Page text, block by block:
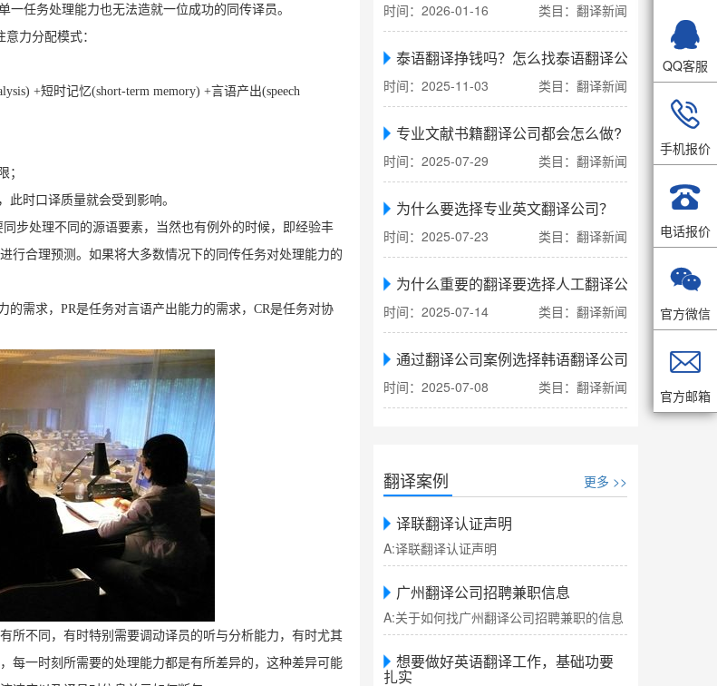
一任务处理能力也无法造就一位成功的同传译员。
力分配模式：
+短时记忆(short-term memory) +言语产出(speech
；
时口译质量就会受到影响。
步处理不同的源语要素，当然也有例外的时候，即经验丰
行合理预测。如果将大多数情况下的同传任务对处理能力的
的需求，PR是任务对言语产出能力的需求，CR是任务对协
所不同，有时特别需要调动译员的听与分析能力，有时尤其
每一时刻所需要的处理能力都是有所差异的，这种差异可能
时间：2026-01-16 类目：翻译新闻
泰语翻译挣钱吗？怎么找泰语翻译公司翻译
时间：2025-11-03 类目：翻译新闻
专业文献书籍翻译公司都会怎么做?
时间：2025-07-29 类目：翻译新闻
为什么要选择专业英文翻译公司？
时间：2025-07-23 类目：翻译新闻
为什么重要的翻译要选择人工翻译公司
时间：2025-07-14 类目：翻译新闻
通过翻译公司案例选择韩语翻译公司
时间：2025-07-08 类目：翻译新闻
翻译案例 更多 >>
译联翻译认证声明
A:译联翻译认证声明
广州翻译公司招聘兼职信息
A:关于如何找广州翻译公司招聘兼职的信息
想要做好英语翻译工作，基础功要
扎实

QQ客服

手机报价

电话报价

官方微信

官方邮箱